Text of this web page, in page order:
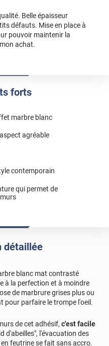
forts
marbre blanc
agréable
contemporain
qui permet de
Belle épaisseur
défauts. Mise en place à
pouvoir maintenir la
achat.
détaillée
blanc mat contrasté
à la perfection et à moindre
de marbrure grises plus ou
pour parfaire le trompe l'oeil.
de cet adhésif, c'est facile
d'abeilles", l'évacuation des
feutrine se fait sans accro.